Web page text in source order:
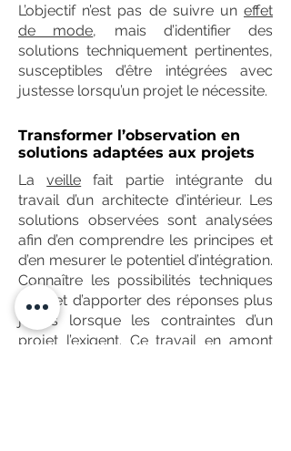
L’objectif n’est pas de suivre un effet
de mode, mais d’identifier des
solutions techniquement pertinentes,
susceptibles d’être intégrées avec
justesse lorsqu’un projet le nécessite.
Transformer l’observation en
solutions adaptées aux projets
Laveille fait partie intégrante du
travail d’un architecte d’intérieur. Les
solutions observées sont analysées
afin d’en comprendre les principes et
d’en mesurer le potentiel d’intégration.
Connaître les possibilités techniques
permet d’apporter des réponses plus
justes lorsque les contraintes d’un
projet l’exigent. Ce travail en amont